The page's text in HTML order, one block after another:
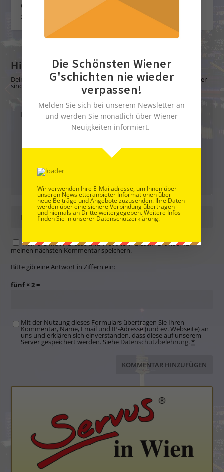
Gerhard Bocek Gedenkmedaille an Jazz Gitti
26. März 2025
Hinterlasse eine Antwort
Deine E-Mail-Adresse wird nicht veröffentlicht.Erforderliche Felder
sind mit
Name, E-Mail-Adresse und Website in diesem Browser für
meinen nächsten Kommentar speichern.
Bitte gib eine Antwort in Ziffern ein:
fünf × 2 =
Mit der Nutzung dieses Formulars übertragen Sie Ihren
Kommentar, Name, Email und IP-Adresse (und ev. Webseite) an
uns und erklären sich einverstanden, dass diese auf unserem
Server gespeichert werden. Siehe Datenschutzbelehrung.*
Die Schönsten Wiener
G'schichten nie wieder
verpassen!
Melden Sie sich bei unserem Newsletter an
und werden Sie monatlich über Wiener
Neuigkeiten informiert.
Wir verwenden Ihre E-Mailadresse, um Ihnen über
unseren Newsletteranbieter Informationen über
neue Beiträge und Angebote zuzusenden. Ihre Daten
werden über eine sichere Verbindung übertragen
und niemals an Dritte weitergegeben. Weitere Infos
finden Sie in unserer Datenschutzerklärung.